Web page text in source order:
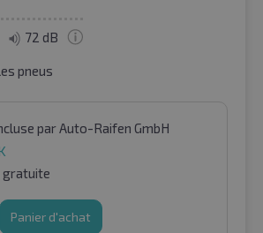
72 dB
pneus
par Auto-Raifen GmbH
gratuite
Panier d'achat